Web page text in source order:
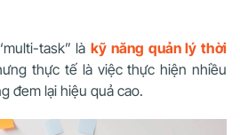
task” làkỹ năng quản lý thời
thực tế là việc thực hiện nhiều
đem lại hiệu quả cao.